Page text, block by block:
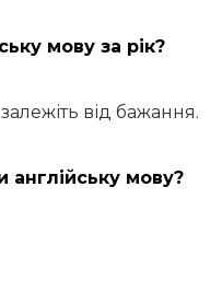
мову за рік?
від бажання.
мову?